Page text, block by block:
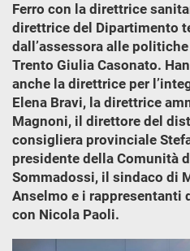
Ferro con la direttrice
direttrice del Dipartimento
dall’assessora alle
Trento Giulia Casonato.
anche la direttrice per
Elena Bravi, la direttrice
Magnoni, il direttore del
consigliera provinciale
presidente della Comunità
Sommadossi, il sindaco di
Anselmo e i rappresentanti
con Nicola Paoli.